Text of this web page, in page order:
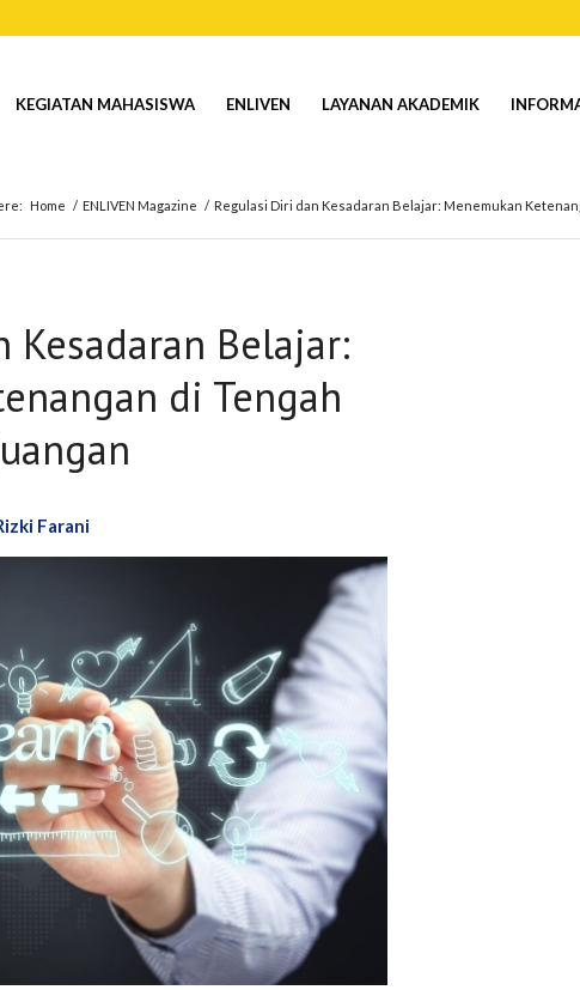
KEGIATAN MAHASISWA ENLIVEN LAYANAN AKADEMIK
Home / ENLIVEN Magazine / Regulasi Diri dan Kesadaran Belajar: Menemukan
Kesadaran Belajar:
di Tengah
Farani